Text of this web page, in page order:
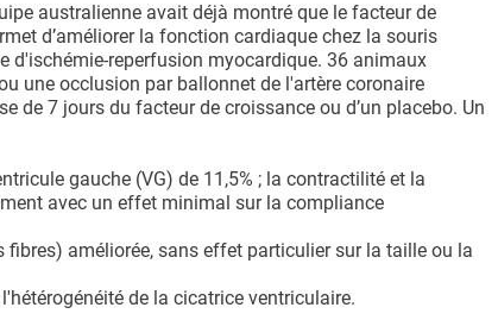
australienne avait déjà montré que le facteur de
d’améliorer la fonction cardiaque chez la souris
d'ischémie-reperfusion myocardique. 36 animaux
une occlusion par ballonnet de l'artère coronaire
de 7 jours du facteur de croissance ou d’un placebo. Un
gauche (VG) de 11,5% ; la contractilité et la
avec un effet minimal sur la compliance
améliorée, sans effet particulier sur la taille ou la
de la cicatrice ventriculaire.